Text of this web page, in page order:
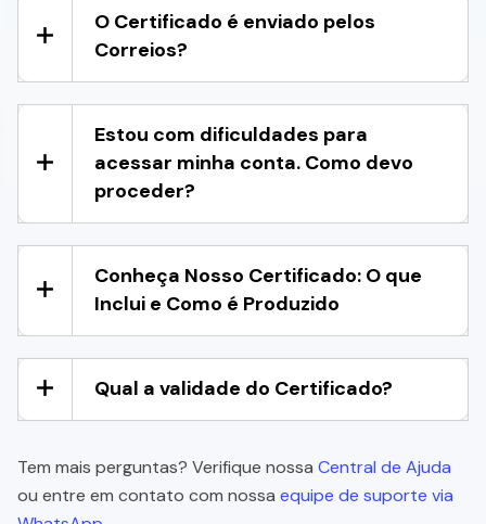
O Certificado é enviado pelos
Correios?
Estou com dificuldades para
acessar minha conta. Como devo
proceder?
Conheça Nosso Certificado: O que
Inclui e Como é Produzido
Qual a validade do Certificado?
Tem mais perguntas? Verifique nossa Central de Ajuda
ou entre em contato com nossa equipe de suporte via